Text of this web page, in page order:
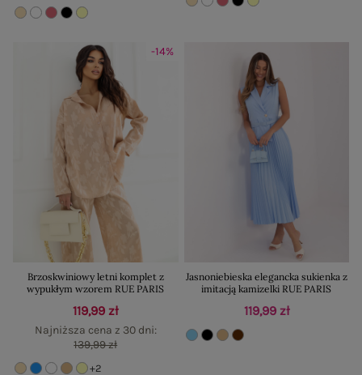
-14%
Brzoskwiniowy letni komplet z
wypukłym wzorem RUE PARIS
119,99 zł
Najniższa cena z 30 dni:
139,99 zł
+2
Jasnoniebieska elegancka sukienka z
imitacją kamizelki RUE PARIS
119,99 zł